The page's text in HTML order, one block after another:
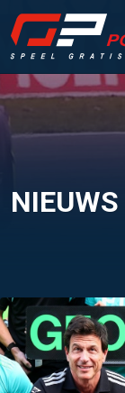
NIEUWS